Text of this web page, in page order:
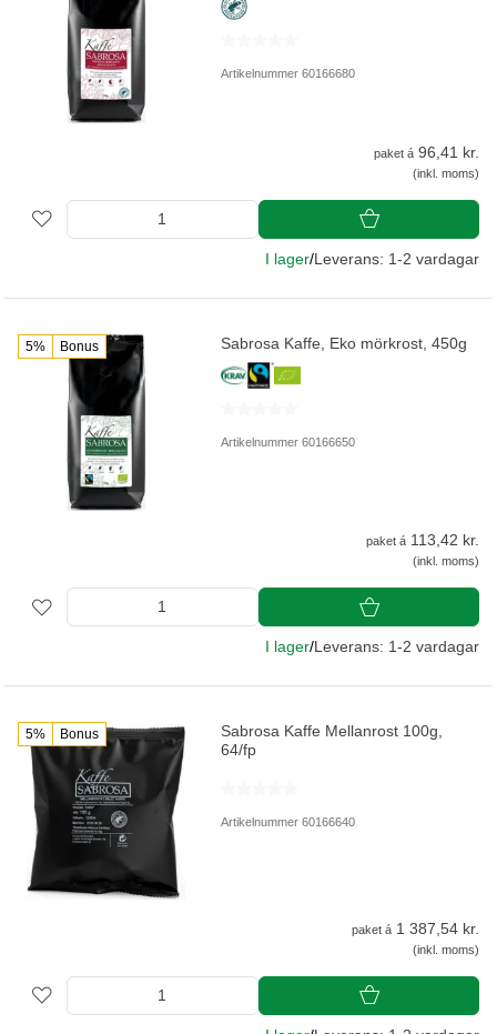
Artikelnummer 60166680
paket á 96,41 kr.
(inkl. moms)
I lager/Leverans: 1-2 vardagar
5% Bonus Sabrosa Kaffe, Eko mörkrost, 450g
Artikelnummer 60166650
paket á 113,42 kr.
(inkl. moms)
I lager/Leverans: 1-2 vardagar
5% Bonus
Sabrosa Kaffe Mellanrost 100g,
64/fp
Artikelnummer 60166640
paket á 1 387,54 kr.
(inkl. moms)